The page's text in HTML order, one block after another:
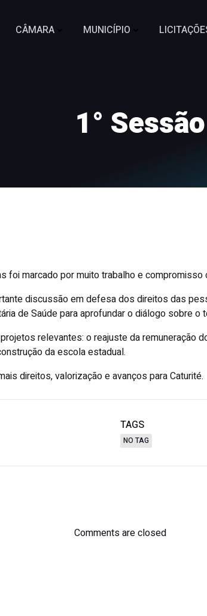
CÂMARA MUNICÍPIO
1°
foi marcado por muito trabalho e compromisso
discussão em defesa dos direitos das
de Saúde para aprofundar o diálogo sobre o
relevantes: o reajuste da remuneração
da escola estadual.
direitos, valorização e avanços para Caturité.
TAGS
NO TAG
Comments are closed